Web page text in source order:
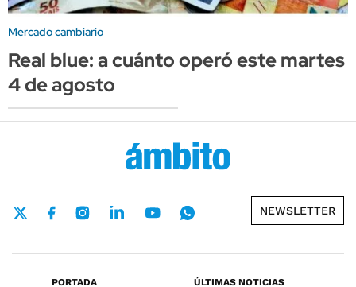
Mercado cambiario
Real blue: a cuánto operó este martes
4 de agosto
NEWSLETTER
PORTADA
ÚLTIMAS NOTICIAS